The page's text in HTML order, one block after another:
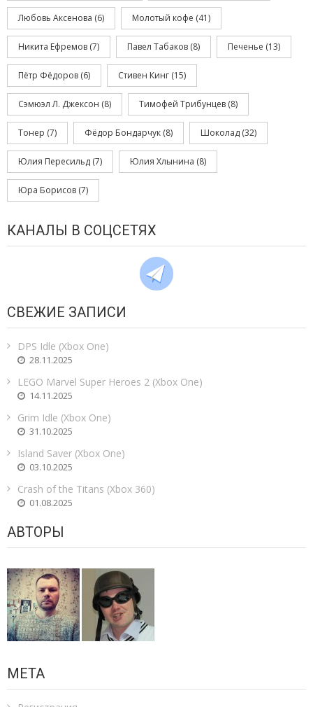
Любовь Аксенова (6) Молотый кофе (41)
Никита Ефремов (7) Павел Табаков (8) Печенье (13)
Пётр Фёдоров (6) Стивен Кинг (15)
Сэмюэл Л. Джексон (8) Тимофей Трибунцев (8)
Тонер (7) Фёдор Бондарчук (8) Шоколад (32)
Юлия Пересильд (7) Юлия Хлынина (8)
Юра Борисов (7)
КАНАЛЫ В СОЦСЕТЯХ
СВЕЖИЕ ЗАПИСИ
DPS Idle (Xbox One)
28.11.2025
LEGO Marvel Super Heroes 2 (Xbox One)
14.11.2025
Grim Idle (Xbox One)
31.10.2025
Island Saver (Xbox One)
03.10.2025
Crash of the Titans (Xbox 360)
01.08.2025
АВТОРЫ
МЕТА